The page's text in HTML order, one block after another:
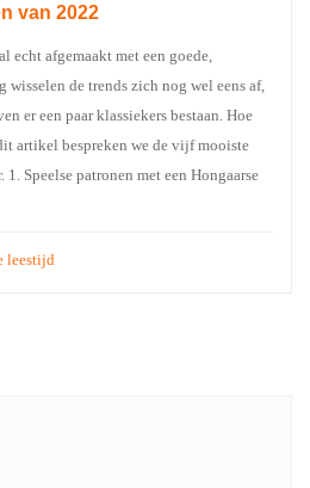
van 2022
echt afgemaakt met een goede,
wisselen de trends zich nog wel eens af,
er een paar klassiekers bestaan. Hoe
artikel bespreken we de vijf mooiste
Speelse patronen met een Hongaarse
leestijd